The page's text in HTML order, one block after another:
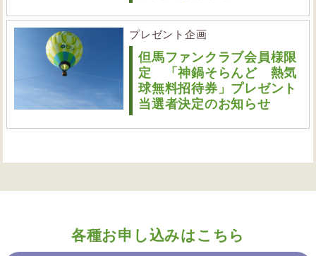
プレゼント企画
但馬ファンクラブ会員様限
定 「神鍋そらんど 熱気
球無料招待券」プレゼント
当選者決定のお知らせ
各種お申し込みはこちら